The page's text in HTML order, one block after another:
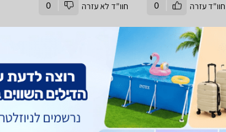
חוו"ד עזרה 0 חוו"ד לא עזרה 0
חוות דעת
משחק אסטרטגיה נפלא. מתאים לעד ארבעה ילדים למשחק
שקט, מעסיק זמן רב את הילדים, חכם ועמיד מאוד.
מחיר, חלקים קטנטנים, שמסוכנים לזאטוטים בני שנה